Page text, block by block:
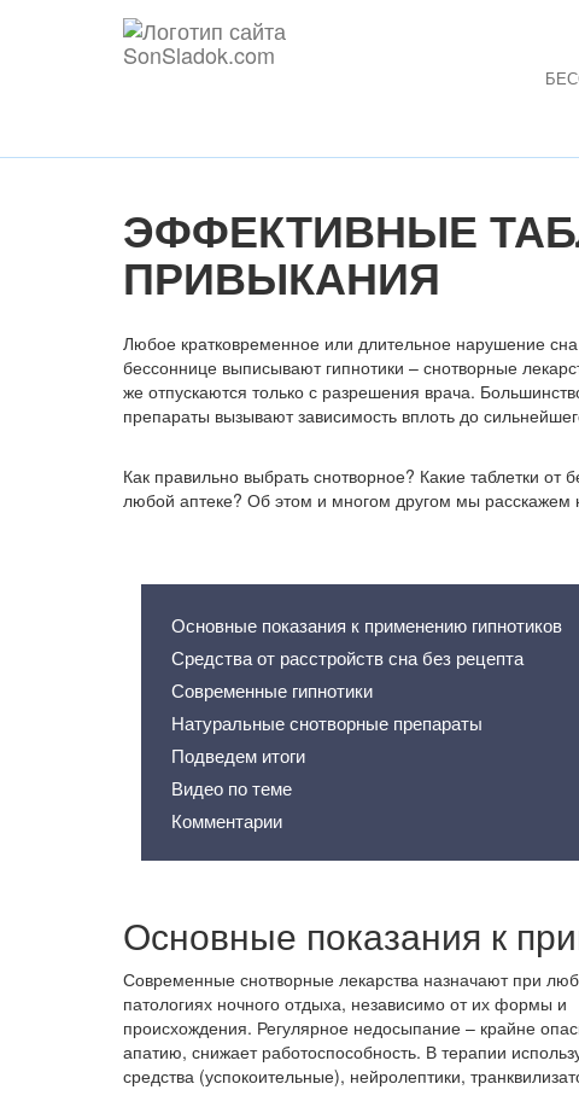
ЭФФЕКТИВНЫЕ
ПРИВЫКАНИЯ
Любое кратковременное или длительное нарушение
бессоннице выписывают гипнотики – снотворные
же отпускаются только с разрешения врача.
препараты вызывают зависимость вплоть до
Как правильно выбрать снотворное? Какие таблетки
любой аптеке? Об этом и многом другом мы расскажем
Основные показания к применению гипнотиков
Средства от расстройств сна без рецепта
Современные гипнотики
Натуральные снотворные препараты
Подведем итоги
Видео по теме
Комментарии
Основные показания к
Современные снотворные лекарства назначают при
патологиях ночного отдыха, независимо от их формы и
происхождения. Регулярное недосыпание – крайне
апатию, снижает работоспособность. В терапии
средства (успокоительные), нейролептики,